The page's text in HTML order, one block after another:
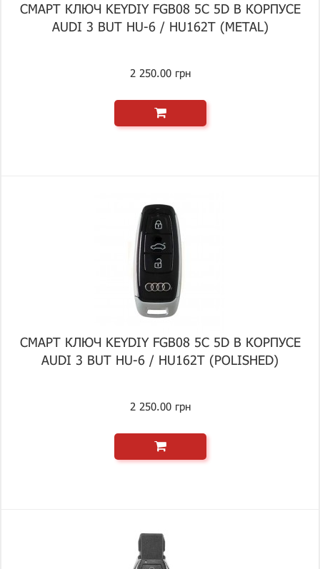
СМАРТ КЛЮЧ KEYDIY FGB08 5C 5D В КОРПУСЕ
AUDI 3 BUT HU-6 / HU162T (METAL)
2 250.00 грн
СМАРТ КЛЮЧ KEYDIY FGB08 5C 5D В КОРПУСЕ
AUDI 3 BUT HU-6 / HU162T (POLISHED)
2 250.00 грн